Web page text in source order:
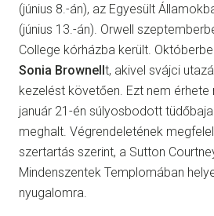
(június 8.-án), az Egyesült
(június 13.-án). Orwell
College kórházba került.
Sonia Brownellt, akivel svájci
kezelést követően. Ezt nem érhete
január 21-én súlyosbodott
meghalt. Végrendeletének
szertartás szerint, a Sutton
Mindenszentek Templomában
nyugalomra.